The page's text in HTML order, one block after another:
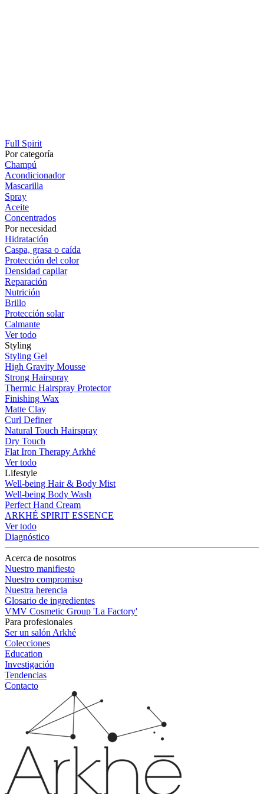
Full Spirit
Por categoría
Champú
Acondicionador
Mascarilla
Spray
Aceite
Concentrados
Por necesidad
Hidratación
Caspa, grasa o caída
Protección del color
Densidad capilar
Reparación
Nutrición
Brillo
Protección solar
Calmante
Ver todo
Styling
Styling Gel
High Gravity Mousse
Strong Hairspray
Thermic Hairspray Protector
Finishing Wax
Matte Clay
Curl Definer
Natural Touch Hairspray
Dry Touch
Flat Iron Therapy Arkhé
Ver todo
Lifestyle
Well-being Hair & Body Mist
Well-being Body Wash
Perfect Hand Cream
ARKHÉ SPIRIT ESSENCE
Ver todo
Diagnóstico
Acerca de nosotros
Nuestro manifiesto
Nuestro compromiso
Nuestra herencia
Glosario de ingredientes
VMV Cosmetic Group 'La Factory'
Para profesionales
Ser un salón Arkhé
Colecciones
Education
Investigación
Tendencias
Contacto